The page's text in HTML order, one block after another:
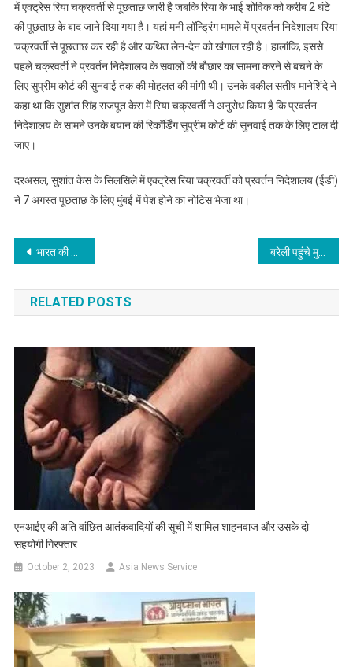
में एक्ट्रेस रिया चक्रवर्ती से पूछताछ जारी है जबकि रिया के भाई शोविक को करीब 2 घंटे
की पूछताछ के बाद जाने दिया गया है। यहां मनी लॉन्ड्रिंग मामले में प्रवर्तन निदेशालय रिया
चक्रवर्ती से पूछताछ कर रही है और कथित लेन-देन को खंगाल रही है। हालांकि, इससे
पहले चक्रवर्ती ने प्रवर्तन निदेशालय के सवालों की बौछार का सामना करने से बचने के
लिए सुप्रीम कोर्ट की सुनवाई तक की मोहलत की मांगी थी। उनके वकील सतीष मानेशिंदे ने
कहा था कि सुशांत सिंह राजपूत केस में रिया चक्रवर्ती ने अनुरोध किया है कि प्रवर्तन
निदेशालय के सामने उनके बयान की रिकॉर्डिंग सुप्रीम कोर्ट की सुनवाई तक के लिए टाल दी
जाए।
दरअसल, सुशांत केस के सिलसिले में एक्ट्रेस रिया चक्रवर्ती को प्रवर्तन निदेशालय (ईडी)
ने 7 अगस्त पूछताछ के लिए मुंबई में पेश होने का नोटिस भेजा था।
Post
navigation
भारत की मजबूत नींव तैयार करने वाली है नई राष्ट्रीय शिक्षा नीति: मोदी बरेली पहुंचे मुख्यमंत्री योगी आदित्यनाथ
RELATED POSTS
एनआईए की अति वांछित आतंकवादियों की सूची में शामिल शाहनवाज और उसके दो
सहयोगी गिरफ्तार
October 2, 2023 Asia News Service